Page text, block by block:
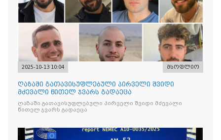
2025-10-13 10:04 მსოფლიო
ღაზაში გათავისუფლებული პირველი შვიდი
მძევალი წითელ ჯვარს გადაეცა
ღაზაში გათავისუფლებული პირველი შვიდი მძევალი
წითელ ჯვარს გადაეცა